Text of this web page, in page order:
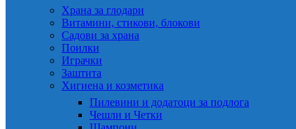
Храна за глодари
Витамини, стикови, блокови
Садови за храна
Поилки
Играчки
Заштита
Хигиена и козметика
Пилевини и додатоци за подлога
Чешли и Четки